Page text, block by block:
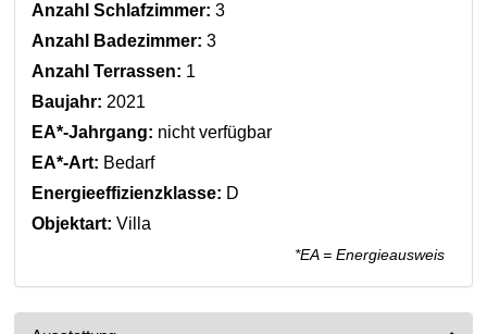
Anzahl Schlafzimmer: 3
Anzahl Badezimmer: 3
Anzahl Terrassen: 1
Baujahr: 2021
EA*-Jahrgang: nicht verfügbar
EA*-Art: Bedarf
Energieeffizienzklasse: D
Objektart: Villa
*EA = Energieausweis